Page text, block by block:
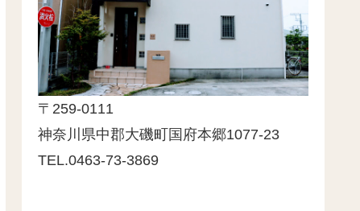
〒259-0111
神奈川県中郡大磯町国府本郷1077-23
TEL.0463-73-3869